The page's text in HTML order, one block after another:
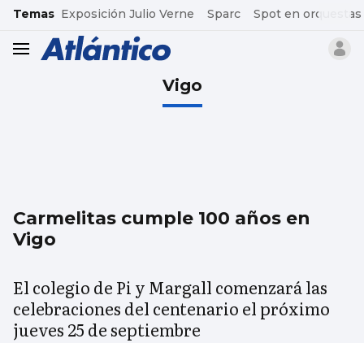
common.go-to-content
Temas Exposición Julio Verne Sparc Spot en orquestas
header.menu.open
Vigo
Carmelitas cumple 100 años en
Vigo
El colegio de Pi y Margall comenzará las
celebraciones del centenario el próximo
jueves 25 de septiembre